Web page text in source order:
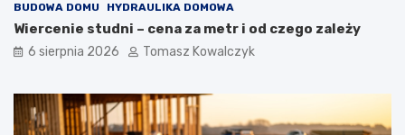
BUDOWA DOMU HYDRAULIKA DOMOWA
Wiercenie studni – cena za metr i od czego zależy
6 sierpnia 2026 Tomasz Kowalczyk